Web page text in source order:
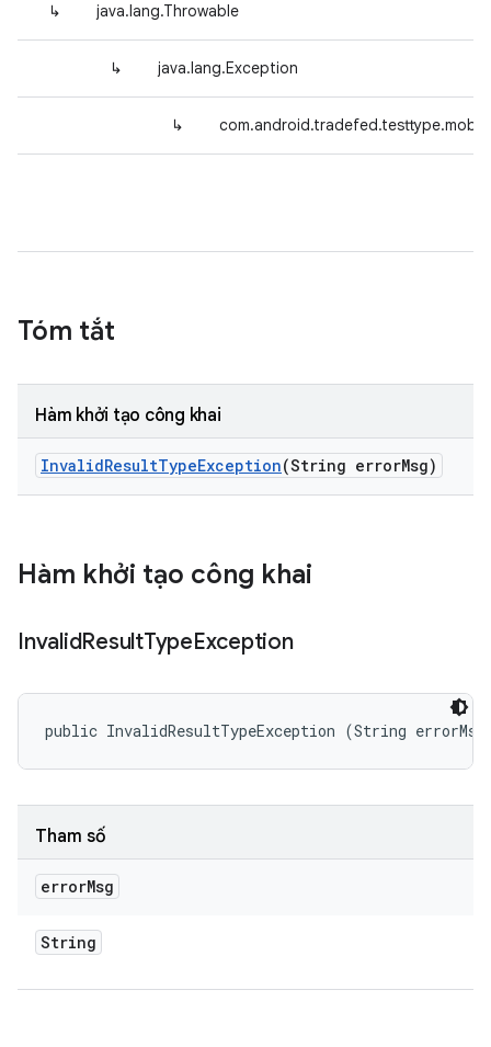
↳ java.lang.Throwable
↳ java.lang.Exception
↳
Tóm tắt
Hàm khởi tạo công khai
InvalidResultTypeException(String errorMsg)
Hàm khởi tạo công khai
InvalidResultTypeException
public InvalidResultTypeException (String
Tham số
errorMsg
String